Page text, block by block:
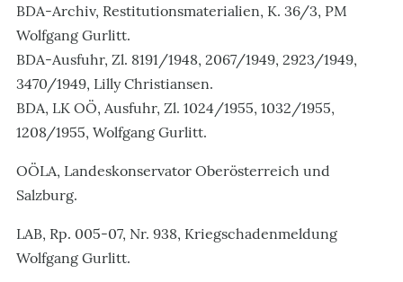
BDA-Archiv, Restitutionsmaterialien, K. 36/3, PM
Wolfgang Gurlitt.
BDA-Ausfuhr, Zl. 8191/1948, 2067/1949, 2923/1949,
3470/1949, Lilly Christiansen.
BDA, LK OÖ, Ausfuhr, Zl. 1024/1955, 1032/1955,
1208/1955, Wolfgang Gurlitt.
OÖLA, Landeskonservator Oberösterreich und
Salzburg.
LAB, Rp. 005-07, Nr. 938, Kriegschadenmeldung
Wolfgang Gurlitt.